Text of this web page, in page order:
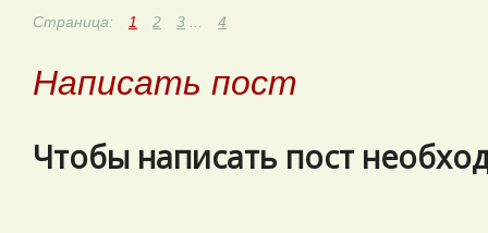
Страница: 1 2 3 4
Написать пост
Чтобы написать пост